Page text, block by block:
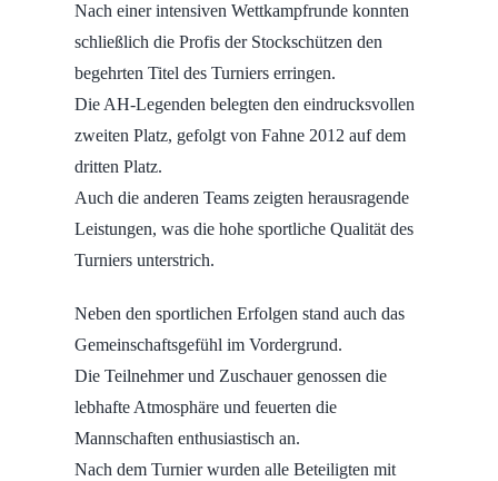
Nach einer intensiven Wettkampfrunde konnten
schließlich die Profis der Stockschützen den
begehrten Titel des Turniers erringen.
Die AH-Legenden belegten den eindrucksvollen
zweiten Platz, gefolgt von Fahne 2012 auf dem
dritten Platz.
Auch die anderen Teams zeigten herausragende
Leistungen, was die hohe sportliche Qualität des
Turniers unterstrich.
Neben den sportlichen Erfolgen stand auch das
Gemeinschaftsgefühl im Vordergrund.
Die Teilnehmer und Zuschauer genossen die
lebhafte Atmosphäre und feuerten die
Mannschaften enthusiastisch an.
Nach dem Turnier wurden alle Beteiligten mit